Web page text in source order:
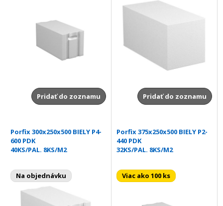
Pridať do zoznamu Pridať do zoznamu
Porfix 300x250x500 BIELY P4-
600 PDK
40KS/PAL. 8KS/M2
Na objednávku
Porfix 375x250x500 BIELY P2-
440 PDK
32KS/PAL. 8KS/M2
Viac ako 100 ks